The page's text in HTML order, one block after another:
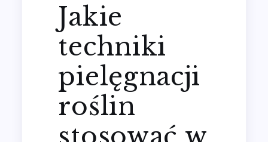
Jakie
techniki
pielęgnacji
roślin